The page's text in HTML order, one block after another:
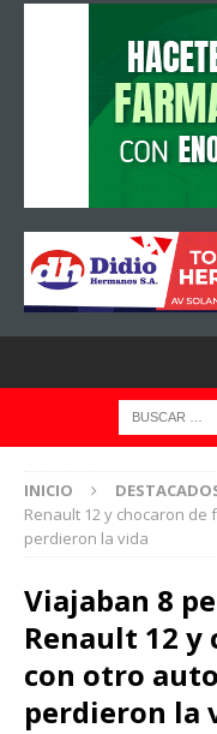
INICIO
Renault 12 y chocaron
perdieron la vida
Viajaban 8
Renault 12
con otro
perdieron la